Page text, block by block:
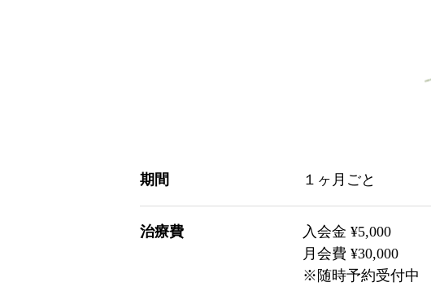
期間 １ヶ月ごと
治療費
入会金 ¥5,000
月会費 ¥30,000
※随時予約受付中